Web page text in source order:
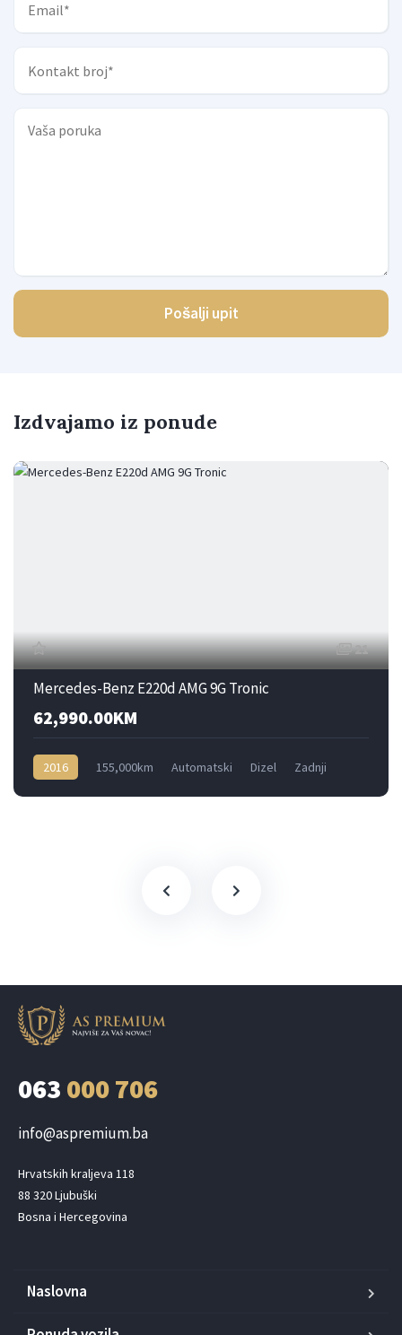
Pošalji upit
Izdvajamo iz ponude
21
Mercedes-Benz E220d AMG 9G Tronic
62,990.00KM
2016 155,000km Automatski Dizel Zadnji
063 000 706
info@aspremium.ba
Hrvatskih kraljeva 118
88 320 Ljubuški
Bosna i Hercegovina
Naslovna